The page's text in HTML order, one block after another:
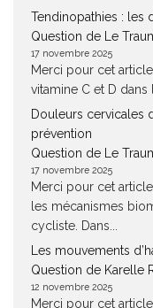
Tendinopathies : les
Question de Le
17 novembre 2025
Merci pour cet
vitamine C et D dans
Douleurs cervicales
prévention
Question de Le
17 novembre 2025
Merci pour cet
les mécanismes
cycliste. Dans...
Les mouvements
Question de Karelle
12 novembre 2025
Merci pour cet